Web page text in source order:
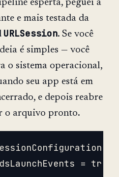
esperta, peguei a
e mais testada da
URLSession. Se você
é simples — você
o sistema operacional,
seu app está em
e depois reabre
o arquivo pronto.